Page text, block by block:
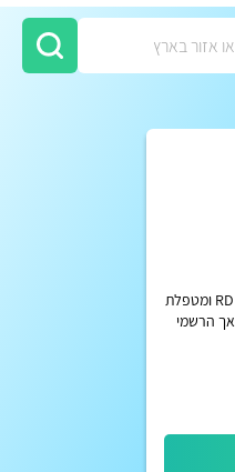
הומאופתית קלאסית, תזונאית קלינית RD ומטפלת
הרשמי